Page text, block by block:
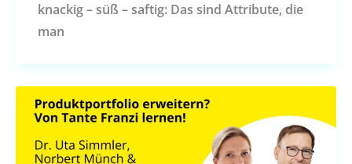
knackig – süß – saftig: Das sind Attribute, die
man